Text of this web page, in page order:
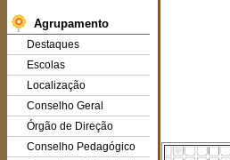
Agrupamento
Destaques
Escolas
Localização
Conselho Geral
Órgão de Direção
Conselho Pedagógico